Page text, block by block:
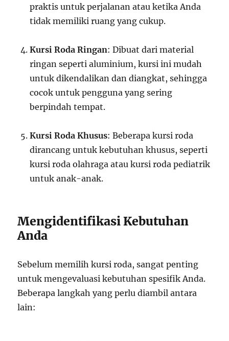
praktis untuk perjalanan atau ketika Anda
tidak memiliki ruang yang cukup.
Kursi Roda Ringan: Dibuat dari material
ringan seperti aluminium, kursi ini mudah
untuk dikendalikan dan diangkat, sehingga
cocok untuk pengguna yang sering
berpindah tempat.
Kursi Roda Khusus: Beberapa kursi roda
dirancang untuk kebutuhan khusus, seperti
kursi roda olahraga atau kursi roda pediatrik
untuk anak-anak.
Mengidentifikasi Kebutuhan
Anda
Sebelum memilih kursi roda, sangat penting
untuk mengevaluasi kebutuhan spesifik Anda.
Beberapa langkah yang perlu diambil antara
lain: